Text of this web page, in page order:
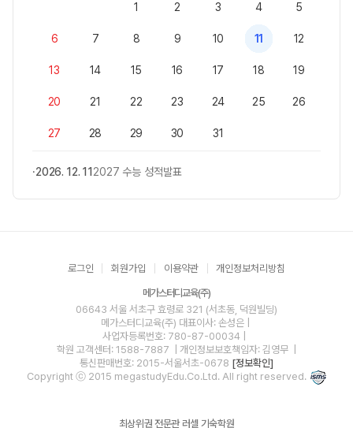
1 2 3 4 5
6 7 8 9 10 11 12
13 14 15 16 17 18 19
20 21 22 23 24 25 26
27 28 29 30 31
2026. 12. 112027 수능 성적발표
로그인 회원가입 이용약관 개인정보처리방침
메가스터디교육(주)
06643 서울 서초구 효령로 321 (서초동, 덕원빌딩)
메가스터디교육(주) 대표이사: 손성은 |
사업자등록번호: 780-87-00034
학원 고객센터: 1588-7887
| 개인정보보호책임자: 김영무
통신판매번호: 2015-서울서초-0678 [정보확인]
Copyright ⓒ 2015 megastudyEdu.Co.Ltd. All right reserved.
최상위권 전문관 러셀 기숙학원